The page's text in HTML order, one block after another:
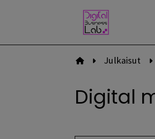
Etusivulle
Julkaisut
Digital